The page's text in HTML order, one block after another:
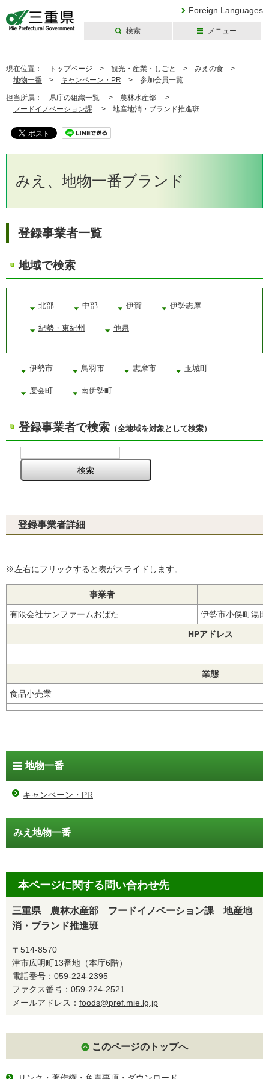
Foreign Languages
検索 メニュー
現在位置： トップページ > 観光・産業・しごと > みえの食 >
地物一番 > キャンペーン・PR > 参加会員一覧
担当所属： 県庁の組織一覧 > 農林水産部 >
フードイノベーション課 > 地産地消・ブランド推進班
みえ、地物一番ブランド
登録事業者一覧
地域で検索
北部 中部 伊賀 伊勢志摩
紀勢・東紀州 他県
伊勢市 鳥羽市 志摩市 玉城町
度会町 南伊勢町
登録事業者で検索 （全地域を対象として検索）
登録事業者詳細
※左右にフリックすると表がスライドします。
事業者
有限会社サンファームおばた 伊勢市小俣町湯
HPアドレス
業態
食品小売業
地物一番
キャンペーン・PR
みえ地物一番
本ページに関する問い合わせ先
三重県 農林水産部 フードイノベーション課 地産地
消・ブランド推進班
〒514-8570
津市広明町13番地（本庁6階）
電話番号： 059-224-2395
ファクス番号：059-224-2521
メールアドレス： foods@pref.mie.lg.jp
このページのトップへ